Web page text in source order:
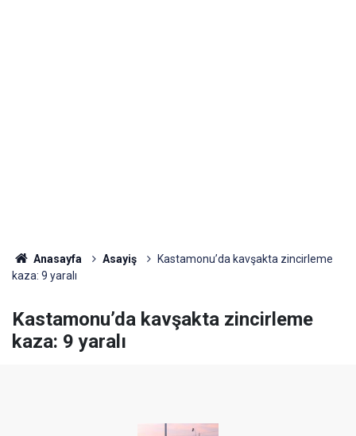
Anasayfa Asayiş
Kastamonu’da kavşakta zincirleme
kaza: 9 yaralı
Kastamonu’da kavşakta zincirleme
kaza: 9 yaralı